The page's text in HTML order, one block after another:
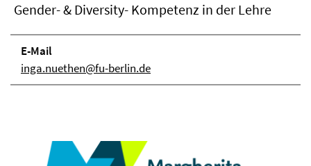
Gender- & Diversity- Kompetenz in der Lehre
E-Mail
inga.nuethen@fu-berlin.de